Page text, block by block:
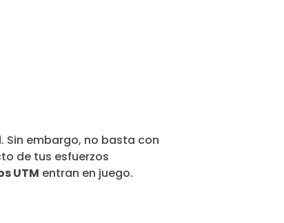
Sin embargo, no basta con
de tus esfuerzos
UTM entran en juego.